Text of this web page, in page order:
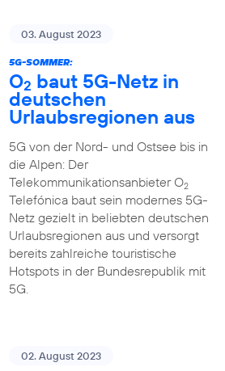
03. August 2023
5G-SOMMER:
O2 baut 5G-Netz in
deutschen
Urlaubsregionen aus
5G von der Nord- und Ostsee bis in
die Alpen: Der
Telekommunikationsanbieter O2
Telefónica baut sein modernes 5G-
Netz gezielt in beliebten deutschen
Urlaubsregionen aus und versorgt
bereits zahlreiche touristische
Hotspots in der Bundesrepublik mit
5G.
02. August 2023